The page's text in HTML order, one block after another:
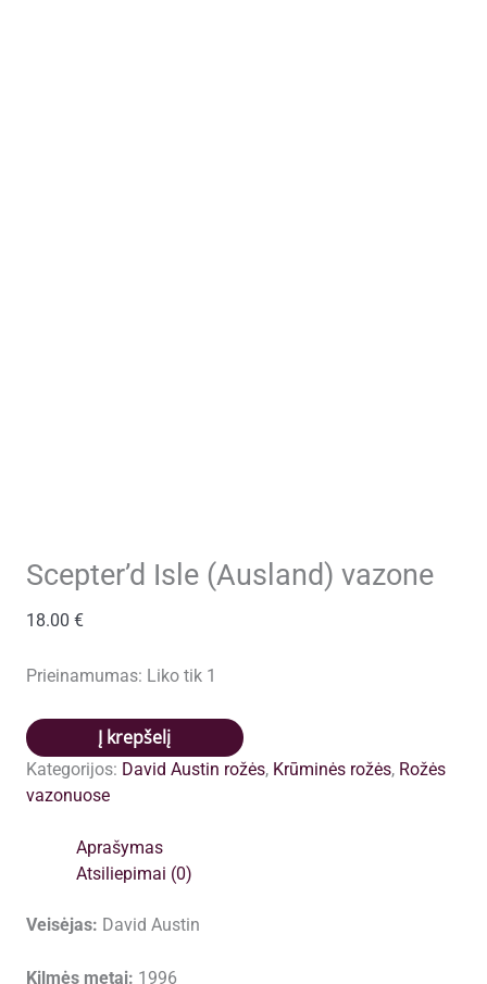
Scepter’d Isle (Ausland) vazone
18.00 €
Prieinamumas: Liko tik 1
produkto
kiekis:
Scepter'd
Į krepšelį
Kategorijos: David Austin rožės, Krūminės rožės, Rožės
vazonuose
Aprašymas
Atsiliepimai (0)
Veisėjas: David Austin
Kilmės metai: 1996